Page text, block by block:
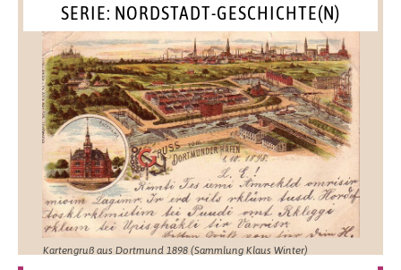
SERIE: NORDSTADT-GESCHICHTE(N)
Kartengruß aus Dortmund 1898 (Sammlung Klaus Winter)